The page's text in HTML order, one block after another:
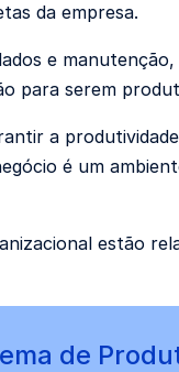
da empresa.
e
para serem
a
é um
estão
de